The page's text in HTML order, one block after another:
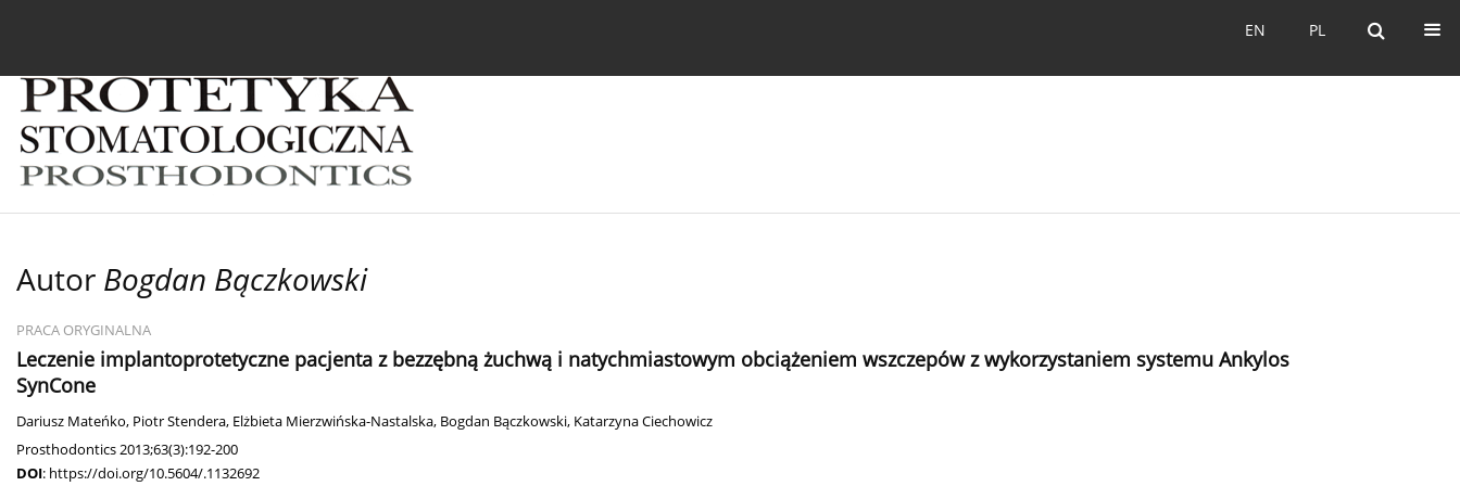
PL
EN PL
EN
Autor Bogdan Bączkowski
PRACA ORYGINALNA
Leczenie implantoprotetyczne pacjenta z bezzębną żuchwą i natychmiastowym obciążeniem wszczepów z wykorzystaniem systemu Ankylos
SynCone
Dariusz Mateńko, Piotr Stendera, Elżbieta Mierzwińska-Nastalska, Bogdan Bączkowski, Katarzyna Ciechowicz
Prosthodontics 2013;63(3):192-200
DOI: https://doi.org/10.5604/.1132692